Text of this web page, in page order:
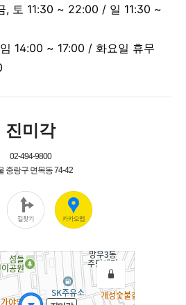
, 토 11:30 ~ 22:00 / 일 11:30 ~
~ 17:00 / 화요일 휴무